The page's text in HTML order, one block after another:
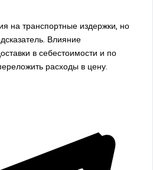
на транспортные издержки, но
Влияние
в себестоимости и по
расходы в цену.